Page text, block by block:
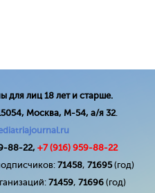
для лиц 18 лет и старше.
Москва, М-54, а/я 32.
88-22, +7 (916) 959-88-22
71458, 71695(год)
71459, 71696 (год)